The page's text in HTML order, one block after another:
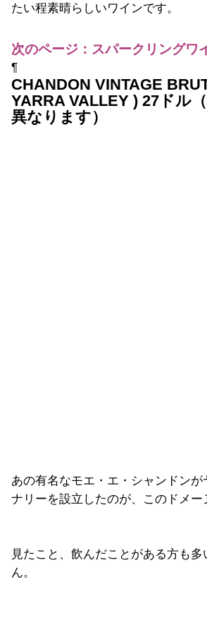
たい程素晴らしいワインです。
次のページ：スパークリングワ
¶
CHANDON VINTAGE
YARRA VALLEY ) 27ドル
異なります）
あの有名なモエ・エ・シャンドンが
ナリーを設立したのが、このドメー
見たこと、飲んだことがある方も
ん。